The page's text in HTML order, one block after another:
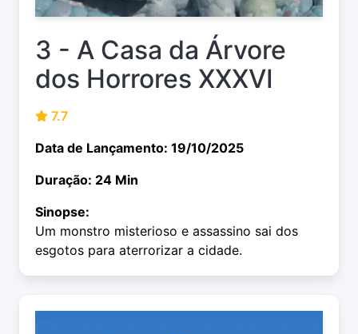
3 - A Casa da Árvore
dos Horrores XXXVI
7.7
Data de Lançamento: 19/10/2025
Duração: 24 Min
Sinopse:
Um monstro misterioso e assassino sai dos
esgotos para aterrorizar a cidade.